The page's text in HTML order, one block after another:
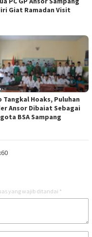
Giat Ramadan Visit
Tangkal Hoaks, Puluhan
Ansor Dibaiat Sebagai
BSA Sampang
yang wajib ditandai *